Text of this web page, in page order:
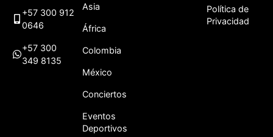
+57 300 912
0646
+57 300
349 8135
Asia
África
Colombia
México
Conciertos
Eventos
Deportivos
Política de
Privacidad